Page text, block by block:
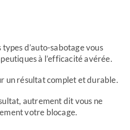
d’auto-sabotage vous
à l’efficacité avérée.
un résultat complet et durable.
autrement dit vous ne
votre blocage.